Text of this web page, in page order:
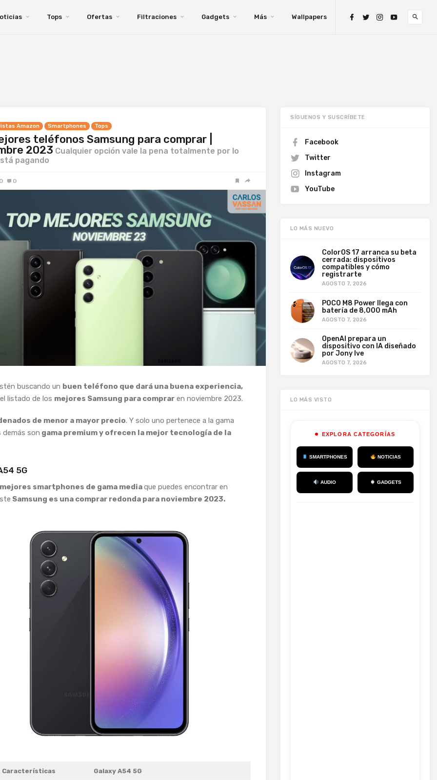
Tops Ofertas Filtraciones Gadgets Más Wallpapers
Amazon Smartphones Tops
teléfonos Samsung para comprar |
2023 Cualquier opción vale la pena totalmente por lo
pagando
0
buscando un buen teléfono que dará una buena experiencia,
listado de los mejores Samsung para comprar en noviembre 2023.
de menor a mayor precio. Y solo uno pertenece a la gama
demás son gama premium y ofrecen la mejor tecnología de la
5G
mejores smartphones de gama mediaque puedes encontrar en
Samsung es una comprar redonda para noviembre 2023.
Características Galaxy A54 5G
SÍGUENOS Y SUSCRÍBETE
Facebook
Twitter
Instagram
YouTube
LO MÁS NUEVO
ColorOS 17 arranca su beta
cerrada: dispositivos
compatibles y cómo
registrarte
AGOSTO 7, 2026
POCO M8 Power llega con
batería de 8,000 mAh
AGOSTO 7, 2026
OpenAI prepara un
dispositivo con IA diseñado
por Jony Ive
AGOSTO 7, 2026
LO MÁS VISTO
EXPLORA CATEGORÍAS
SMARTPHONES NOTICIAS
AUDIO GADGETS